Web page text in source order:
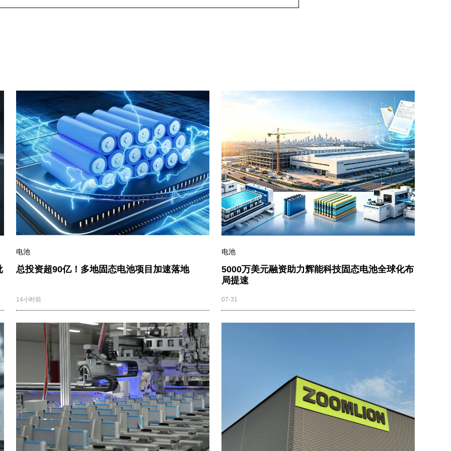
电池
总投资超90亿！多地固态电池项目加速落地
14小时前
电池
5000万美元融资助力辉能科技固态电池全球化布
局提速
07-31